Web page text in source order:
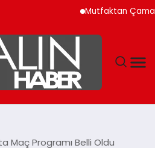
Mutfaktan Çamaşır
Maç Programı Belli Oldu